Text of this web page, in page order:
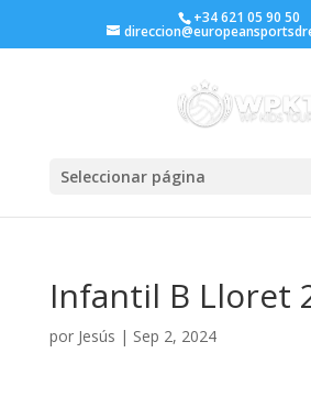
+34 621 05 90 50
Seleccionar página
Infantil B Lloret
por Jesús | Sep 2, 2024